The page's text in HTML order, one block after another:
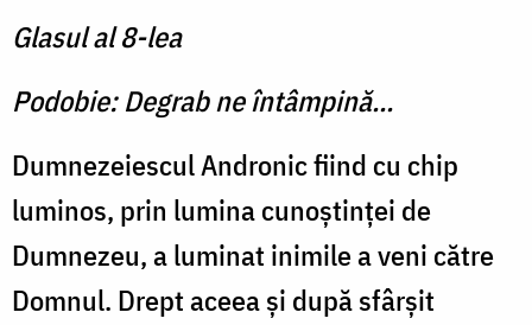
Glasul al 8-lea
Podobie: Degrab ne întâmpină...
Dumnezeiescul Andronic fiind cu chip
luminos, prin lumina cunoştinţei de
Dumnezeu, a luminat inimile a veni către
Domnul. Drept aceea şi după sfârşit